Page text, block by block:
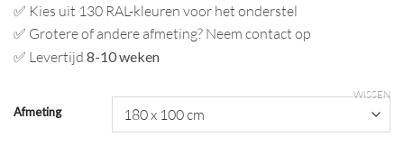
✅ Kies uit 130 RAL-kleuren voor het onderstel
✅ Grotere of andere afmeting? Neem contact op
✅ Levertijd 8-10 weken
Afmeting
WISSEN